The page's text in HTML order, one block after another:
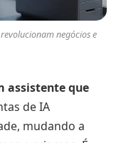
negócios e
assistente que
de IA
mudando a